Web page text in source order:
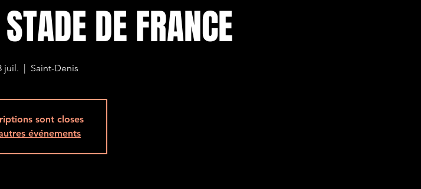
DE FRANCE
juil.
  |
Saint-Denis
sont closes
événements